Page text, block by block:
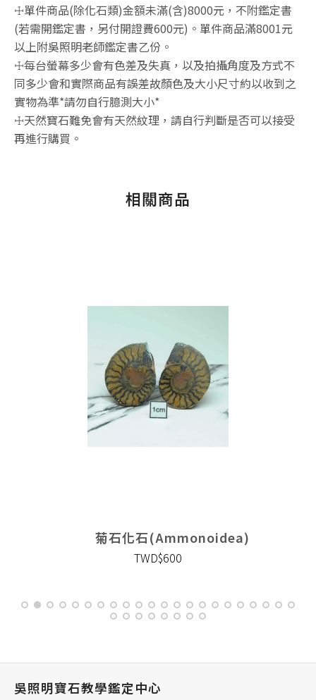
☩單件商品(除化石類)金額未滿(含)8000元，不附鑑定書
(若需開鑑定書，另付開證費600元)。單件商品滿8001元
以上附吳照明老師鑑定書乙份。
☩每台螢幕多少會有色差及失真，以及拍攝角度及方式不
同多少會和實際商品有誤差故顏色及大小尺寸約以收到之
實物為準*請勿自行臆測大小*
☩天然寶石難免會有天然紋理，請自行判斷是否可以接受
再進行購買。
相關商品
菊石化石(Ammonoidea)
TWD$600
吳照明寶石教學鑑定中心